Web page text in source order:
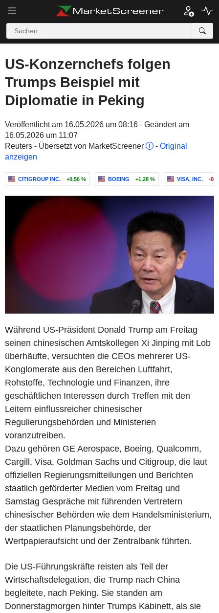
US-Konzernchefs folgen
Trumps Beispiel mit
Diplomatie in Peking
Veröffentlicht am 16.05.2026 um 08:16 - Geändert am
16.05.2026 um 11:07
Reuters - Übersetzt von MarketScreener
- Original
anzeigen
CITIGROUP INC. +0,56 % BOEING +1,28 % VISA, INC. -
Während US-Präsident Donald Trump am Freitag
seinen chinesischen Amtskollegen Xi Jinping mit Lob
überhäufte, versuchten die CEOs mehrerer US-
Konglomerate aus den Bereichen Luftfahrt,
Rohstoffe, Technologie und Finanzen, ihre
geschäftlichen Interessen durch Treffen mit den
Leitern einflussreicher chinesischer
Regulierungsbehörden und Ministerien
voranzutreiben.
Dazu gehören GE Aerospace, Boeing, Qualcomm,
Cargill, Visa, Goldman Sachs und Citigroup, die laut
offiziellen Regierungsmitteilungen und Berichten
staatlich geförderter Medien vom Freitag und
Samstag Gespräche mit führenden Vertretern
chinesischer Behörden wie dem Handelsministerium,
der staatlichen Planungsbehörde, der
Wertpapieraufsicht und der Zentralbank führten.
Die US-Führungskräfte reisten als Teil der
Wirtschaftsdelegation, die Trump nach China
begleitete, nach Peking. Sie standen am
Donnerstagmorgen hinter Trumps Kabinett, als sie